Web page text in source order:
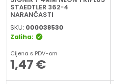
STAEDTLER 362-4
NARANČASTI
SKU: 000038530
Zaliha:
Cijena s PDV-om
1,47 €